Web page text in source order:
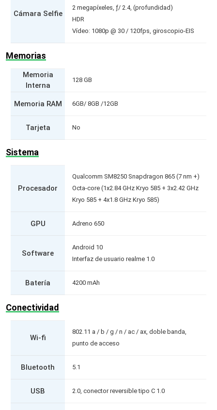
Cámara Selfie
2 megapíxeles, ƒ/ 2.4, (profundidad)
HDR
Vídeo: 1080p @ 30 / 120fps, giroscopio-EIS
Memorias
Memoria
Interna
128 GB
Memoria RAM 6GB/ 8GB /12GB
Tarjeta No
Sistema
Procesador
Qualcomm SM8250 Snapdragon 865 (7 nm +)
Octa-core (1x2.84 GHz Kryo 585 + 3x2.42 GHz
Kryo 585 + 4x1.8 GHz Kryo 585)
GPU Adreno 650
Software
Android 10
Interfaz de usuario realme 1.0
Batería 4200 mAh
Conectividad
Wi-fi
802.11 a / b / g / n / ac / ax, doble banda,
punto de acceso
Bluetooth 5.1
USB 2.0, conector reversible tipo C 1.0